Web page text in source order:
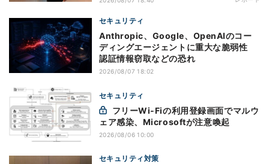
セキュリティ
Anthropic、Google、OpenAIのコー
ディングエージェントに重大な脆弱性
認証情報窃取などの恐れ
2026/08/07 18:02
セキュリティ
ェア感染、Microsoftが注意喚起
2026/08/06 10:00
セキュリティ対策